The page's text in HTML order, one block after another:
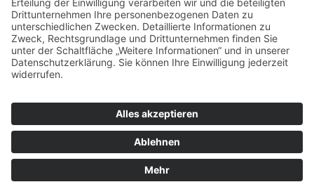
© marcapo GmbH
Rechnungsversand
Impressum
Datenschutz
Lexikon
Berater-Meeting Hinweisgebersystem
hat 4,89